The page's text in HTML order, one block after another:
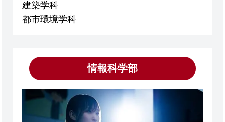
建築学科
都市環境学科
情報科学部